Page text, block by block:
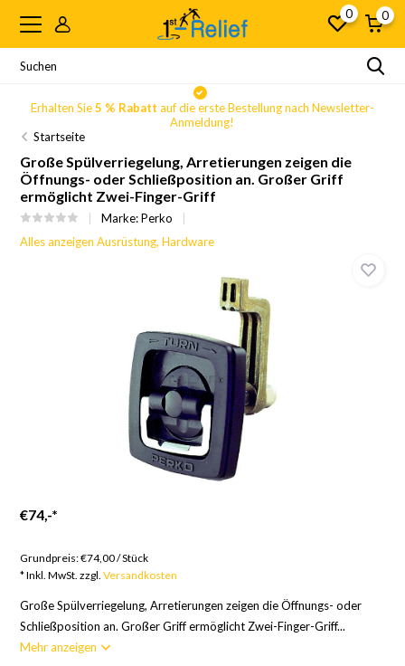
0 0
Erhalten Sie5 % Rabatt auf die erste Bestellung nach Newsletter-
Anmeldung!
Startseite
Große Spülverriegelung, Arretierungen zeigen die
Öffnungs- oder Schließposition an. Großer Griff
ermöglicht Zwei-Finger-Griff
Marke:Perko
Alles anzeigen Ausrüstung, Hardware
€74,-*
Grundpreis:€74,00/Stück
* Inkl. MwSt. zzgl.Versandkosten
Große Spülverriegelung, Arretierungen zeigen die Öffnungs- oder
Schließposition an. Großer Griff ermöglicht Zwei-Finger-Griff...
Mehr anzeigen